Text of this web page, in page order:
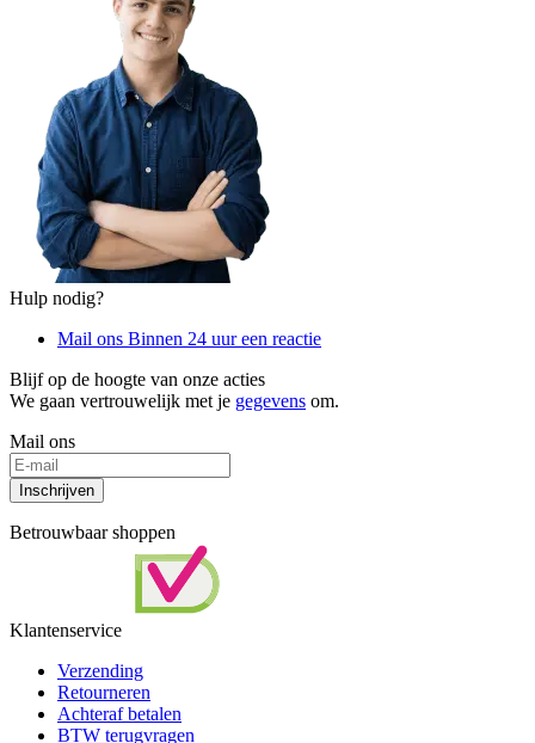
Hulp nodig?
Mail ons Binnen 24 uur een reactie
Blijf op de hoogte van onze acties
We gaan vertrouwelijk met je gegevens om.
Mail ons
Inschrijven
Betrouwbaar shoppen
Klantenservice
Verzending
Retourneren
Achteraf betalen
BTW terugvragen